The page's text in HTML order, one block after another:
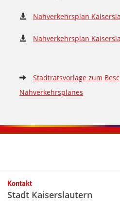
Nahverkehrsplan
Nahverkehrsplan
Stadtratsvorlage zum
Nahverkehrsplanes
Kontaktinformationen
Kontakt
Stadt Kaiserslautern